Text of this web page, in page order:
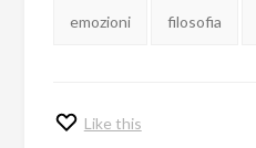
emozioni filosofia
Like this